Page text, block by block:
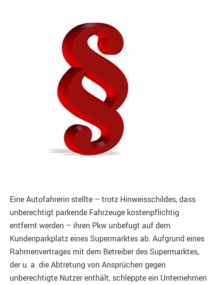
Eine Autofahrerin stellte – trotz Hinweisschildes, dass
unberechtigt parkende Fahrzeuge kostenpflichtig
entfernt werden – ihren Pkw unbefugt auf dem
Kundenparkplatz eines Supermarktes ab. Aufgrund eines
Rahmenvertrages mit dem Betreiber des Supermarktes,
der u. a. die Abtretung von Ansprüchen gegen
unberechtigte Nutzer enthält, schleppte ein Unternehmen